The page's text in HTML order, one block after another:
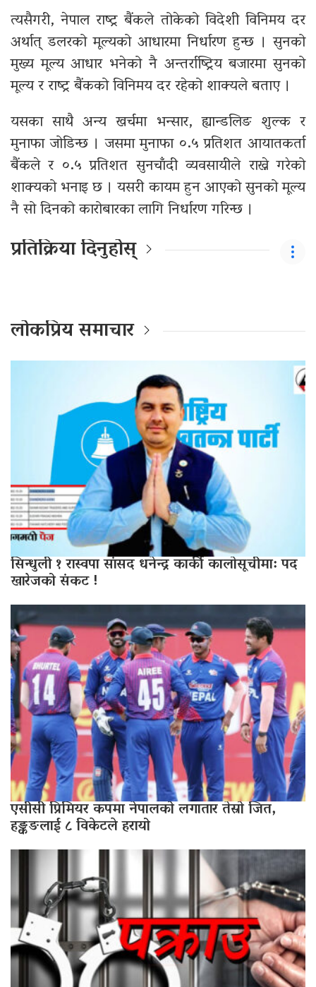
त्यसैगरी, नेपाल राष्ट्र बैंकले तोकेको विदेशी विनिमय दर
अर्थात् डलरको मूल्यको आधारमा निर्धारण हुन्छ । सुनको
मुख्य मूल्य आधार भनेको नै अन्तर्राष्ट्रिय बजारमा सुनको
मूल्य र राष्ट्र बैंकको विनिमय दर रहेको शाक्यले बताए ।
यसका साथै अन्य खर्चमा भन्सार, ह्यान्डलिङ शुल्क र
मुनाफा जोडिन्छ । जसमा मुनाफा ०.५ प्रतिशत आयातकर्ता
बैंकले र ०.५ प्रतिशत सुनचाँदी व्यवसायीले राख्ने गरेको
शाक्यको भनाइ छ । यसरी कायम हुन आएको सुनको मूल्य
नै सो दिनको कारोबारका लागि निर्धारण गरिन्छ ।
प्रतिक्रिया दिनुहोस्
लोकप्रिय समाचार
सिन्धुली १ रास्वपा सांसद धनेन्द्र कार्की कालोसूचीमा: पद
खारेजको संकट !
एसीसी प्रिमियर कपमा नेपालको लगातार तेस्रो जित,
हङ्कङलाई ८ विकेटले हरायो